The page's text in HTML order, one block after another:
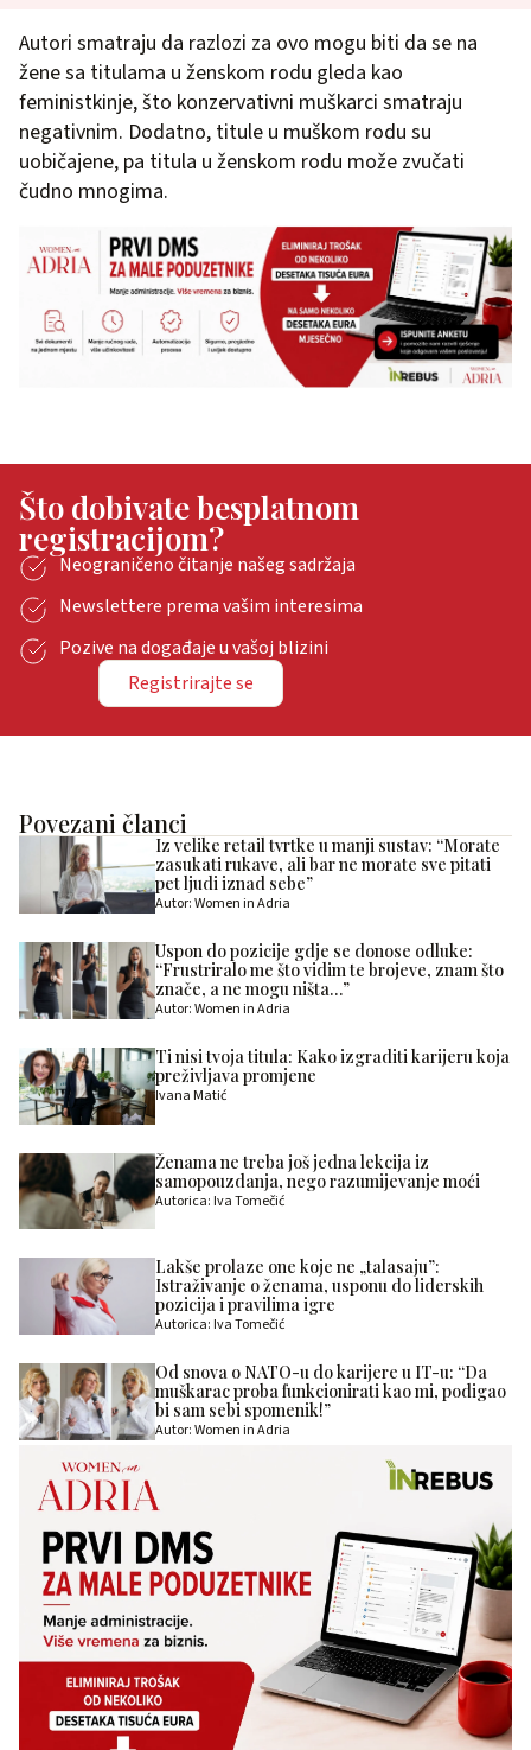
Autori smatraju da razlozi za ovo mogu biti da se na
žene sa titulama u ženskom rodu gleda kao
feministkinje, što konzervativni muškarci smatraju
negativnim. Dodatno, titule u muškom rodu su
uobičajene, pa titula u ženskom rodu može zvučati
čudno mnogima.
Što dobivate besplatnom
registracijom?
Neograničeno čitanje našeg sadržaja
Newslettere prema vašim interesima
Pozive na događaje u vašoj blizini
Registrirajte se
Povezani članci
Iz velike retail tvrtke u manji sustav: “Morate
zasukati rukave, ali bar ne morate sve pitati
pet ljudi iznad sebe”
Autor: Women in Adria
Uspon do pozicije gdje se donose odluke:
“Frustriralo me što vidim te brojeve, znam što
znače, a ne mogu ništa…”
Autor: Women in Adria
Ti nisi tvoja titula: Kako izgraditi karijeru koja
preživljava promjene
Ivana Matić
Ženama ne treba još jedna lekcija iz
samopouzdanja, nego razumijevanje moći
Autorica: Iva Tomečić
Lakše prolaze one koje ne „talasaju”:
Istraživanje o ženama, usponu do liderskih
pozicija i pravilima igre
Autorica: Iva Tomečić
Od snova o NATO-u do karijere u IT-u: “Da
muškarac proba funkcionirati kao mi, podigao
bi sam sebi spomenik!”
Autor: Women in Adria